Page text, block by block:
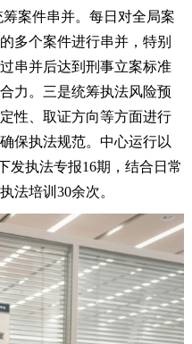
案件串并。每日对全局案
多个案件进行串并，特别
串并后达到刑事立案标准
力。三是统筹执法风险预
性、取证方向等方面进行
保执法规范。中心运行以
发执法专报16期，结合日常
法培训30余次。